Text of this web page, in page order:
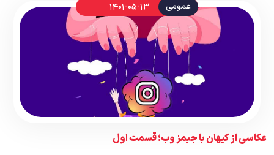
عمومی 1401-05-13
عکاسی از کیهان با جیمز وب؛ قسمت اول